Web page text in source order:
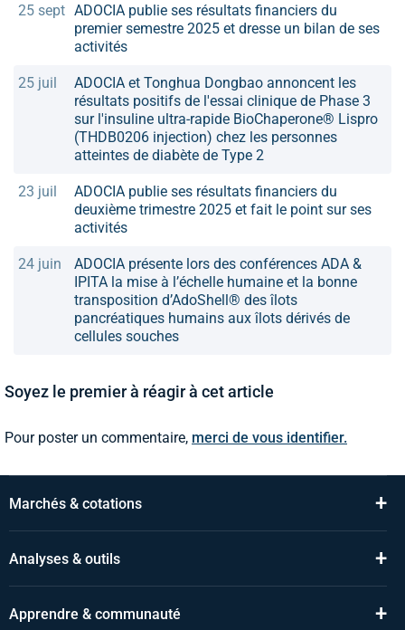
25 sept ADOCIA publie ses résultats financiers du
premier semestre 2025 et dresse un bilan de ses
activités
25 juil
ADOCIA et Tonghua Dongbao annoncent les
résultats positifs de l'essai clinique de Phase 3
sur l'insuline ultra-rapide BioChaperone® Lispro
(THDB0206 injection) chez les personnes
atteintes de diabète de Type 2
23 juil
ADOCIA publie ses résultats financiers du
deuxième trimestre 2025 et fait le point sur ses
activités
24 juin
ADOCIA présente lors des conférences ADA &
IPITA la mise à l’échelle humaine et la bonne
transposition d’AdoShell® des îlots
pancréatiques humains aux îlots dérivés de
cellules souches
Soyez le premier à réagir à cet article
Pour poster un commentaire, merci de vous identifier.
Marchés & cotations +
Analyses & outils +
Apprendre & communauté +